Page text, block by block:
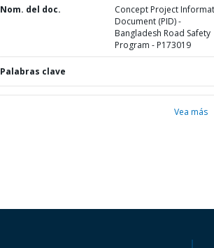
Nom. del doc.
Concept Project
Document (PID) -
Bangladesh Road Safety
Program - P173019
Palabras clave
Vea más